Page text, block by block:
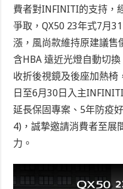
費者對INFINITI的支持，
爭取，QX50 23年式7月
漲，風尚款維持原建議售
含HBA 遠近光燈自動切
收折後視鏡及後座加熱椅
日至6月30日入主
延長保固專案、5年防疫
4) ，誠摯邀請消費者至展
力。